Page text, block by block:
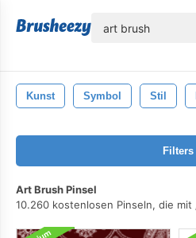
Kunst Symbol Stil
Filters
Art Brush Pinsel
10.260 kostenlosen Pinseln, die mit